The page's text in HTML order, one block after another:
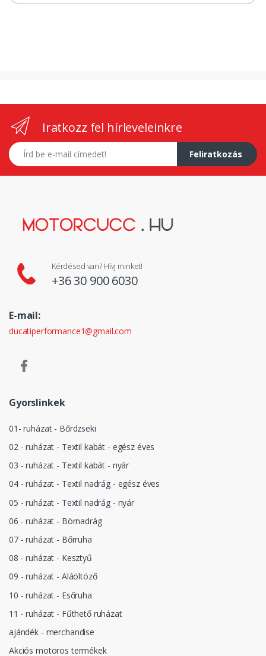
Iratkozz fel hírleveleinkre
E-mail címed
Feliratkozás
Kérdésed van? Hívj minket!
+36 30 900 6030
E-mail:
ducatiperformance1@gmail.com
Gyorslinkek
01- ruházat - Bőrdzseki
02 - ruházat - Textil kabát - egész éves
03 - ruházat - Textil kabát - nyár
04 - ruházat - Textil nadrág - egész éves
05 - ruházat - Textil nadrág - nyár
06 - ruházat - Börnadrág
07 - ruházat - Bőrruha
08 - ruházat - Kesztyű
09 - ruházat - Aláöltöző
10 - ruházat - Esőruha
11 - ruházat - Fűthető ruházat
ajándék - merchandise
Akciós motoros termékek